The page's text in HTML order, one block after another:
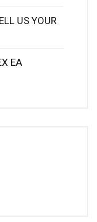
US YOUR
EA